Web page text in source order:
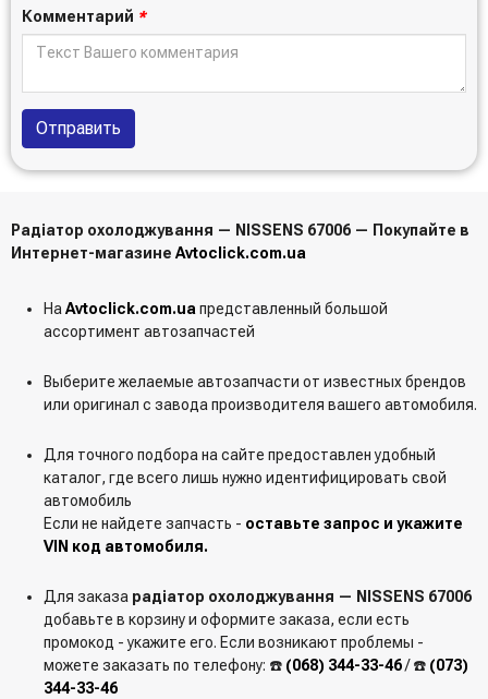
Комментарий *
Отправить
Радіатор охолоджування — NISSENS 67006 — Покупайте в
Интернет-магазине Avtoclick.com.ua
НаAvtoclick.com.uaпредставленный большой
ассортимент автозапчастей
Выберите желаемые автозапчасти от известных брендов
или оригинал с завода производителя вашего автомобиля.
Для точного подбора на сайте предоставлен удобный
каталог, где всего лишь нужно идентифицировать свой
автомобиль
Если не найдете запчасть - оставьте запрос и укажите
VIN код автомобиля.
Для заказа радіатор охолоджування — NISSENS 67006
добавьте в корзину и оформите заказа, если есть
промокод - укажите его. Если возникают проблемы -
можете заказать по телефону: ☎️ (068) 344-33-46/ ☎️ (073)
344-33-46